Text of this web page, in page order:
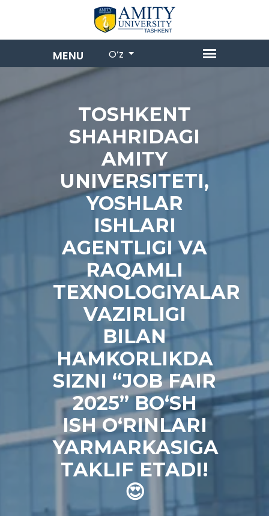
O‘z
TOSHKENT
SHAHRIDAGI
AMITY
UNIVERSITETI,
YOSHLAR
ISHLARI
AGENTLIGI VA
RAQAMLI
TEXNOLOGIYALAR
VAZIRLIGI
BILAN
HAMKORLIKDA
SIZNI “JOB FAIR
2025” BO‘SH
ISH O‘RINLARI
YARMARKASIGA
TAKLIF ETADI!
😍